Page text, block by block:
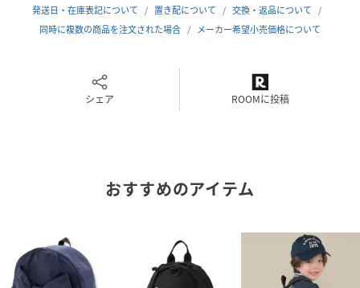
る・・・」
自由で遊び心満載な男の子たちへ
エッジの効いたカジュアルスタイルをキッズウェアで表現
クリーニング 洗濯不可
発送日・在庫表記について 置き配について
交換・返品について
同時に複数の商品を注文された場合
メーカー希望小売価格について
シェア ROOMに投稿
おすすめのアイテム